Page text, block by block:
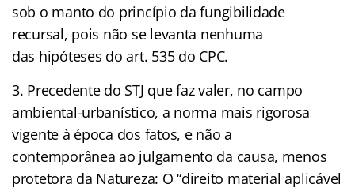
sob o manto do princípio da fungibilidade
recursal, pois não se levanta nenhuma
das hipóteses do art. 535 do CPC.
3. Precedente do STJ que faz valer, no campo
ambiental-urbanístico, a norma mais rigorosa
vigente à época dos fatos, e não a
contemporânea ao julgamento da causa, menos
protetora da Natureza: O “direito material aplicável